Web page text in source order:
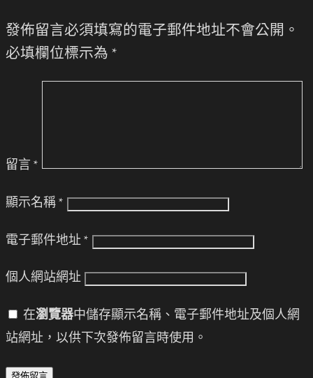
發佈留言必須填寫的電子郵件地址不會公開。
必填欄位標示為 *
留言 *
顯示名稱 *
電子郵件地址 *
個人網站網址
在瀏覽器中儲存顯示名稱、電子郵件地址及個人網
站網址，以供下次發佈留言時使用。